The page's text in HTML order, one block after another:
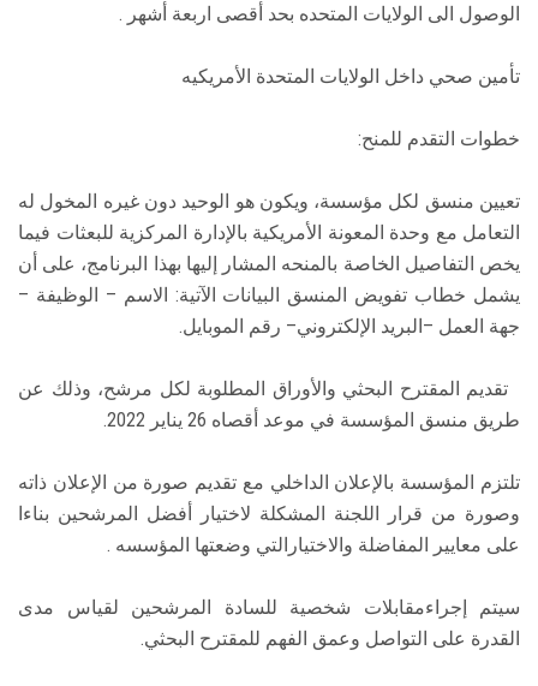
الوصول الى الولايات المتحده بحد أقصى اربعة أشهر .
تأمين صحي داخل الولايات المتحدة الأمريكيه
خطوات التقدم للمنح:
تعيين منسق لكل مؤسسة، ويكون هو الوحيد دون غيره المخول له
التعامل مع وحدة المعونة الأمريكية بالإدارة المركزية للبعثات فيما
يخص التفاصيل الخاصة بالمنحه المشار إليها بهذا البرنامج، على أن
يشمل خطاب تفويض المنسق البيانات الآتية: الاسم – الوظيفة –
جهة العمل –البريد الإلكتروني– رقم الموبايل.
تقديم المقترح البحثي والأوراق المطلوبة لكل مرشح، وذلك عن
طريق منسق المؤسسة في موعد أقصاه 26 يناير 2022.
تلتزم المؤسسة بالإعلان الداخلي مع تقديم صورة من الإعلان ذاته
وصورة من قرار اللجنة المشكلة لاختيار أفضل المرشحين بناءا
على معايير المفاضلة والاختيارالتي وضعتها المؤسسه .
سيتم إجراءمقابلات شخصية للسادة المرشحين لقياس مدى
القدرة على التواصل وعمق الفهم للمقترح البحثي.